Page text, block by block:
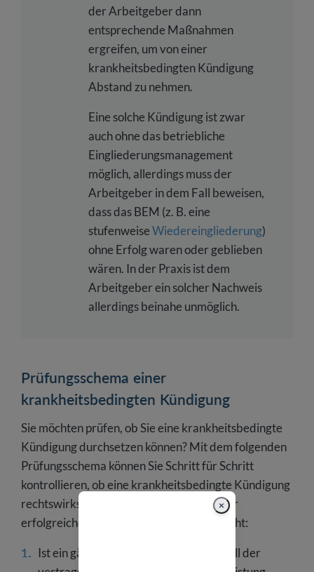
der Arbeitgeber dann
entsprechende Maßnahmen
ergreifen, um von einer
krankheitsbedingten Kündigung
Abstand zu nehmen.
Eine solche Kündigung ist zwar
auch ohne das betriebliche
Eingliederungsmanagement
möglich, allerdings muss der
Arbeitgeber in dem Fall beweisen,
dass das BEM (z. B. eine
stufenweiseWiedereingliederung)
ohne Erfolg waren oder geblieben
wären. In der Praxis ist dem
Arbeitgeber ein solcher Nachweis
allerdings beinahe unmöglich.
Prüfungsschema einer
krankheitsbedingten Kündigung
Sie möchten prüfen, ob Sie eine krankheitsbedingte
Kündigung durchsetzen können? Mit dem folgenden
Prüfungsschema können Sie Schritt für Schritt
kontrollieren, ob eine krankheitsbedingte Kündigung
rechtswirksam wäre oder die Gefahr einer
erfolgreichen
droht:
Ist ein gänzlicher oder teilweiser Ausfall der
×